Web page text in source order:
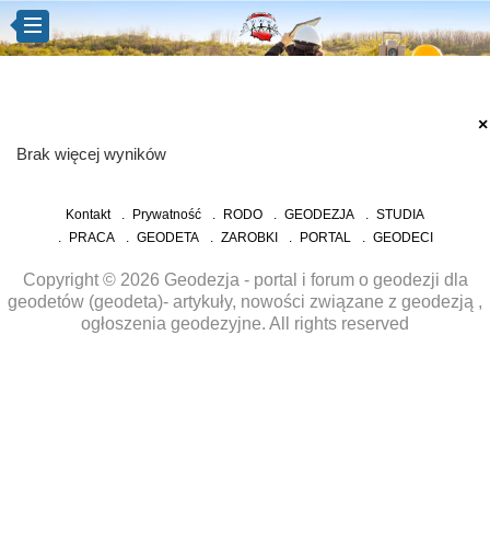
×
Brak więcej wyników
Kontakt Prywatność RODO GEODEZJA
STUDIA
PRACA
GEODETA ZAROBKI PORTAL GEODECI
Copyright © 2026 Geodezja - portal i forum o geodezji dla
geodetów (geodeta)- artykuły, nowości związane z geodezją ,
ogłoszenia geodezyjne. All rights reserved